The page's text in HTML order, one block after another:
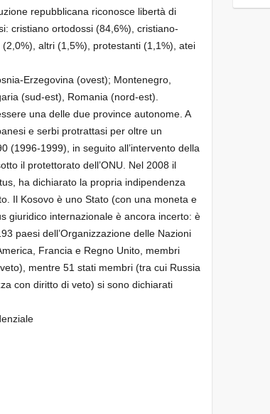
repubblicana riconosce libertà di
cristiano ortodossi (84,6%), cristiano-
altri (1,5%), protestanti (1,1%), atei
Erzegovina (ovest); Montenegro,
(sud-est), Romania (nord-est).
una delle due province autonome. A
e serbi protrattasi per oltre un
(1996-1999), in seguito all’intervento della
il protettorato dell’ONU. Nel 2008 il
ha dichiarato la propria indipendenza
Il Kosovo è uno Stato (con una moneta e
giuridico internazionale è ancora incerto: è
paesi dell’Organizzazione delle Nazioni
Francia e Regno Unito, membri
mentre 51 stati membri (tra cui Russia
con diritto di veto) si sono dichiarati